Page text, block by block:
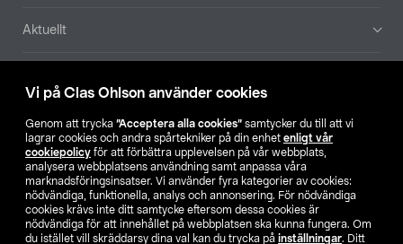
Vi på Clas Ohlson använder cookies
Genom att trycka ”Acceptera alla cookies” samtycker du till att vi
lagrar cookies och andra spårtekniker på din enhet enligt vår
cookiepolicy för att förbättra upplevelsen på vår webbplats,
analysera webbplatsens användning samt anpassa våra
marknadsföringsinsatser. Vi använder fyra kategorier av cookies:
nödvändiga, funktionella, analys och annonsering. För nödvändiga
cookies krävs inte ditt samtycke eftersom dessa cookies är
nödvändiga för att innehållet på webbplatsen ska kunna fungera. Om
du istället vill skräddarsy dina val kan du trycka på inställningar. Ditt
Aktuellt
Hitta butik
SE NO FI